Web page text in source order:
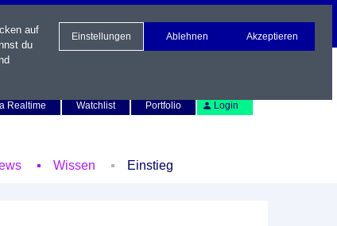
Realtime
Watchlist Portfolio Login
Wissen Einstieg
auf
du
Einstellungen Ablehnen Akzeptieren